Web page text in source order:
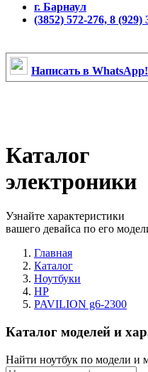
г. Барнаул
(3852) 572-276, 8 (929)
Написать в WhatsApp!
Каталог
электроники
Узнайте характеристики
вашего девайса по его
Главная
Каталог
Ноутбуки
HP
PAVILION g6-2300
Каталог моделей и
Найти ноутбук по модели и